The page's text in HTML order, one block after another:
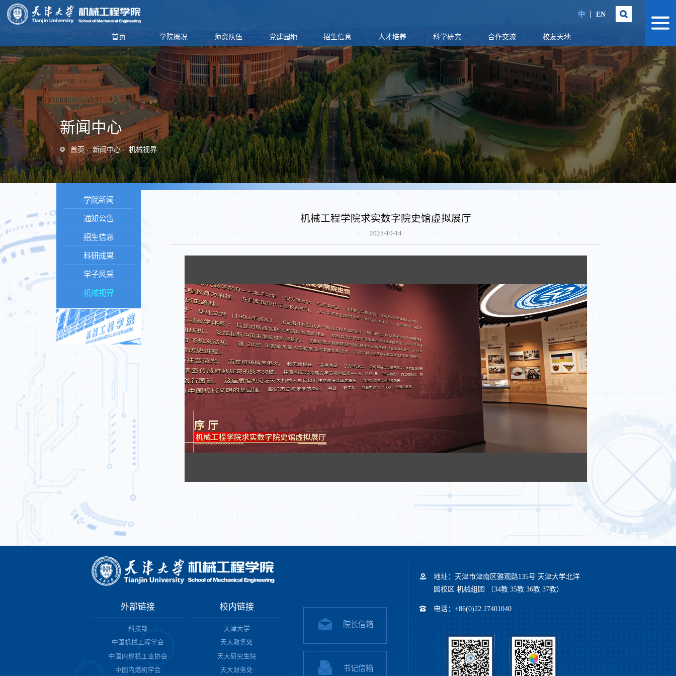
中 EN
首页 学院概况 师资队伍 党建园地 招生信息 人才培养 科学研究 合作交流 校友天地
新闻中心
首页 新闻中心 机械视界
机械工程学院求实数字院史馆虚拟展厅
2025-10-14
学院新闻
通知公告
招生信息
科研成果
学子风采
机械视界
外部链接
科技部
中国机械工程学会
中国内燃机工业协会
中国内燃机学会
校内链接
天津大学
天大教务处
天大研究生院
天大财务处
院长信箱
书记信箱
地址：天津市津南区雅观路135号 天津大学北洋
园校区 机械组团 （34教 35教 36教 37教）
电话：+86(0)22 27401040